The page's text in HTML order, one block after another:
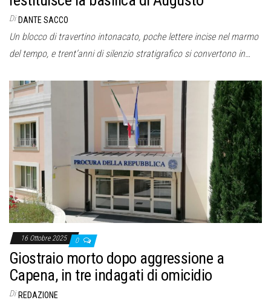
Di DANTE SACCO
Un blocco di travertino intonacato, poche lettere incise nel marmo
del tempo, e trent’anni di silenzio stratigrafico si convertono in…
16 Ottobre 2025 0
Giostraio morto dopo aggressione a
Capena, in tre indagati di omicidio
Di REDAZIONE